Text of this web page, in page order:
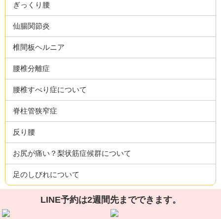
LINE予約は2週間先までできます。
ぎっくり腰
仙腸関節炎
椎間板ヘルニア
腰椎分離症
腰椎すべり症について
脊柱管狭窄症
反り腰
お尻が痛い？梨状筋症候群について
足のしびれについて
股・膝・足